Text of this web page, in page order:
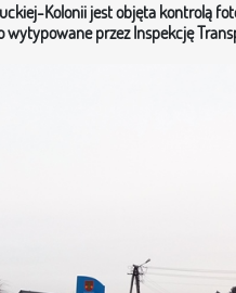
Kolonii jest objęta kontrolą
wytypowane przez Inspekcję